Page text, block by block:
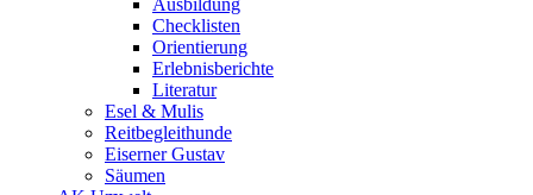
Ausbildung
Checklisten
Orientierung
Erlebnisberichte
Literatur
Esel & Mulis
Reitbegleithunde
Eiserner Gustav
Säumen